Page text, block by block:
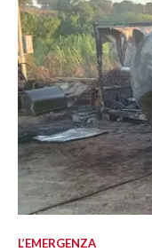
L’EMERGENZA